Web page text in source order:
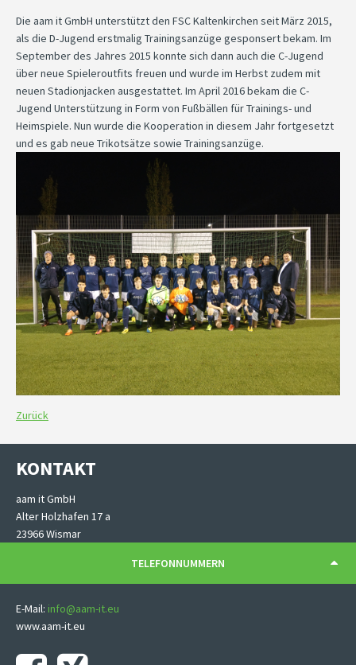
Die aam it GmbH unterstützt den FSC Kaltenkirchen seit März 2015,
als die D-Jugend erstmalig Trainingsanzüge gesponsert bekam. Im
September des Jahres 2015 konnte sich dann auch die C-Jugend
über neue Spieleroutfits freuen und wurde im Herbst zudem mit
neuen Stadionjacken ausgestattet. Im April 2016 bekam die C-
Jugend Unterstützung in Form von Fußbällen für Trainings- und
Heimspiele. Nun wurde die Kooperation in diesem Jahr fortgesetzt
und es gab neue Trikotsätze sowie Trainingsanzüge.
Zurück
KONTAKT
aam it GmbH
Alter Holzhafen 17 a
23966 Wismar
TELEFONNUMMERN
E-Mail: info@aam-it.eu
www.aam-it.eu